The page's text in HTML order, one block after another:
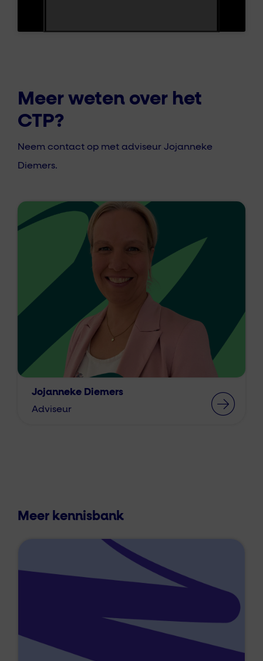
Meer weten over het
CTP?
Neem contact op met adviseur Jojanneke
Diemers.
Jojanneke Diemers
Adviseur
Meer kennisbank